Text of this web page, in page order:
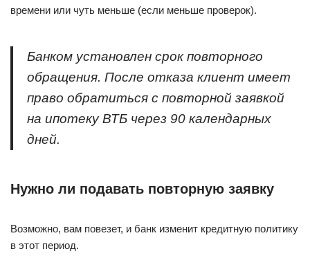
времени или чуть меньше (если меньше проверок).
Банком установлен срок повторного
обращения. После отказа клиент имеет
право обратиться с повторной заявкой
на ипотеку ВТБ через 90 календарных
дней.
Нужно ли подавать повторную заявку
Возможно, вам повезет, и банк изменит кредитную политику
в этот период.